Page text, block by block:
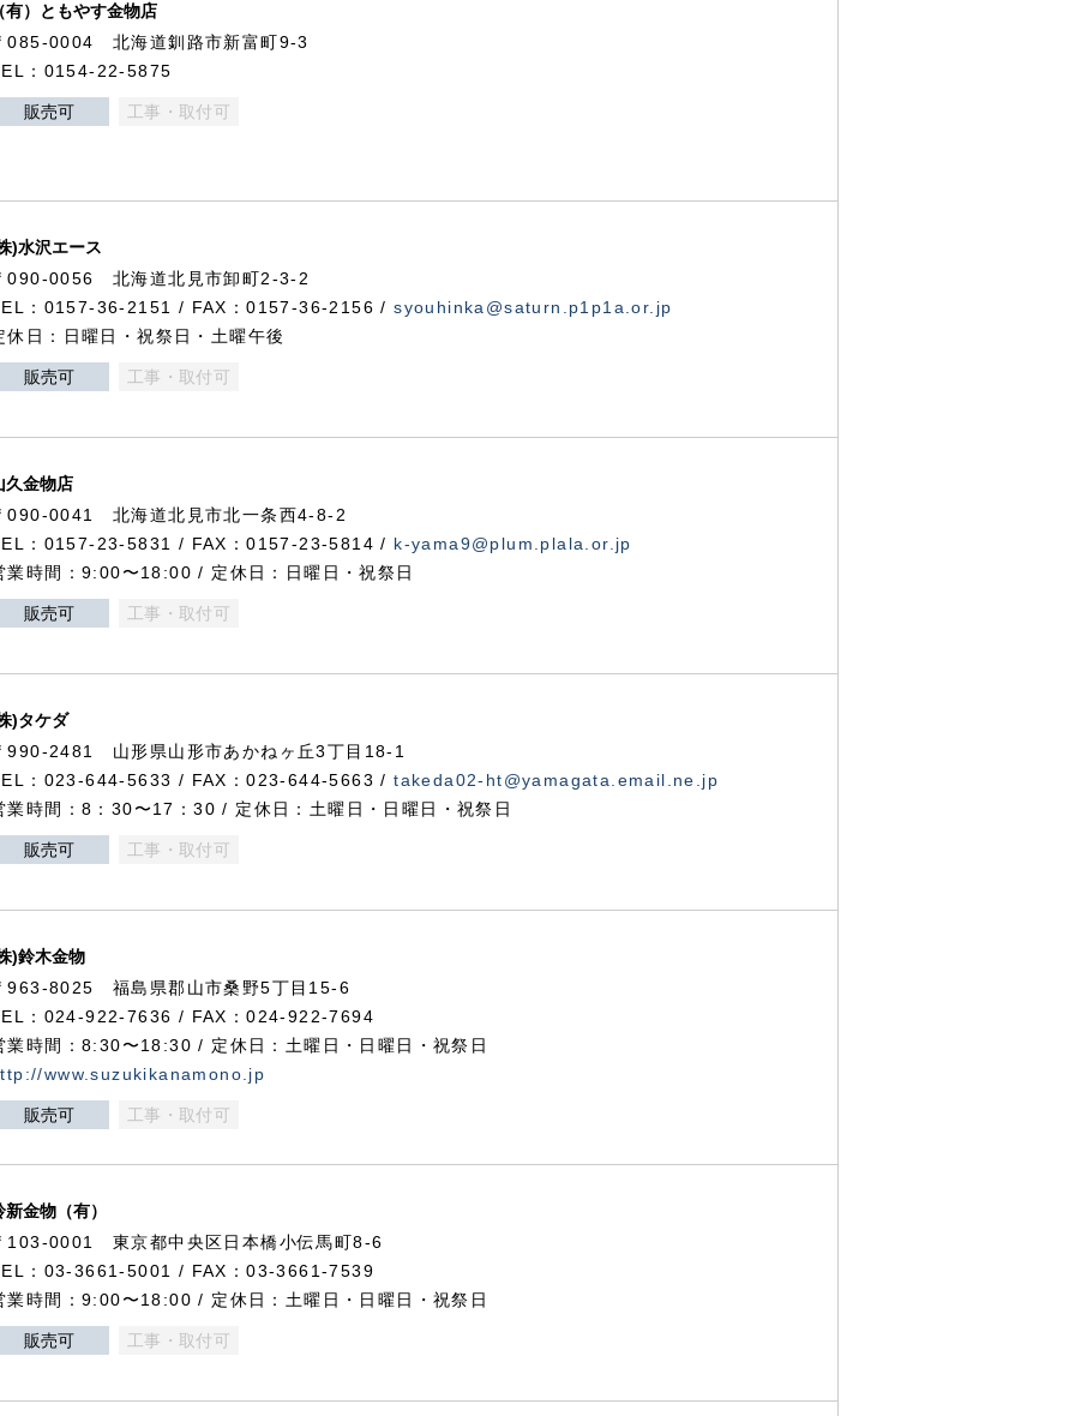
有）ともやす金物店
085-0004 北海道釧路市新富町9-3
：0154-22-5875
販売可 工事・取付可
)水沢エース
090-0056 北海道北見市卸町2-3-2
：0157-36-2151 / FAX：0157-36-2156 /syouhinka@saturn.p1p1a.or.jp
休日：日曜日・祝祭日・土曜午後
販売可 工事・取付可
久金物店
090-0041 北海道北見市北一条西4-8-2
：0157-23-5831 / FAX：0157-23-5814 / k-yama9@plum.plala.or.jp
業時間：9:00〜18:00 / 定休日：日曜日・祝祭日
販売可 工事・取付可
)タケダ
990-2481 山形県山形市あかねヶ丘3丁目18-1
：023-644-5633 / FAX：023-644-5663 /takeda02-ht@yamagata.email.ne.jp
業時間：8：30〜17：30 / 定休日：土曜日・日曜日・祝祭日
販売可 工事・取付可
)鈴木金物
963-8025 福島県郡山市桑野5丁目15-6
：024-922-7636 / FAX：024-922-7694
業時間：8:30〜18:30 / 定休日：土曜日・日曜日・祝祭日
www.suzukikanamono.jp
販売可 工事・取付可
新金物（有）
103-0001 東京都中央区日本橋小伝馬町8-6
：03-3661-5001 / FAX：03-3661-7539
業時間：9:00〜18:00 / 定休日：土曜日・日曜日・祝祭日
販売可 工事・取付可